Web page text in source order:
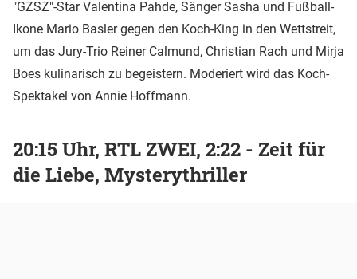
"GZSZ"-Star Valentina Pahde, Sänger Sasha und Fußball-
Ikone Mario Basler gegen den Koch-King in den Wettstreit,
um das Jury-Trio Reiner Calmund, Christian Rach und Mirja
Boes kulinarisch zu begeistern. Moderiert wird das Koch-
Spektakel von Annie Hoffmann.
20:15 Uhr, RTL ZWEI, 2:22 - Zeit für
die Liebe, Mysterythriller